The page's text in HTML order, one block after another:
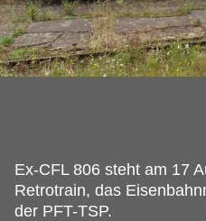
Ex-CFL 806 steht am 17
Retrotrain, das
der PFT-TSP.